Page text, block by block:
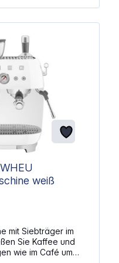
weiß
mit Siebträger im
Sie Kaffee und
wie im Café um